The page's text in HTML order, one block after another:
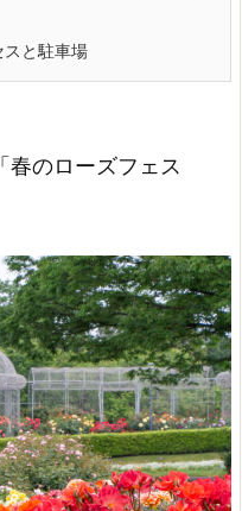
と駐車場
春のローズフェス